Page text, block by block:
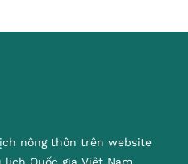
nông thôn trên website
Quốc gia Việt Nam